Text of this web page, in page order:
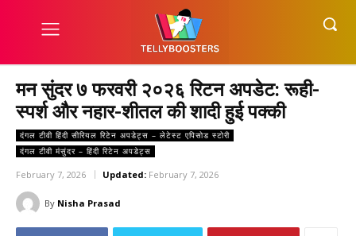
मन सुंदर ७ फरवरी २०२६ रिटन अपडेट: रूही-
स्पर्श और नहार-शीतल की शादी हुई पक्की
दंगल टीवी हिंदी सीरियल रिटेन अपडेट्स – लेटेस्ट एपिसोड स्टोरी
दंगल टीवी मंसुंदर – हिंदी रिटेन अपडेट्स
February 7, 2026 Updated: February 7, 2026
By Nisha Prasad